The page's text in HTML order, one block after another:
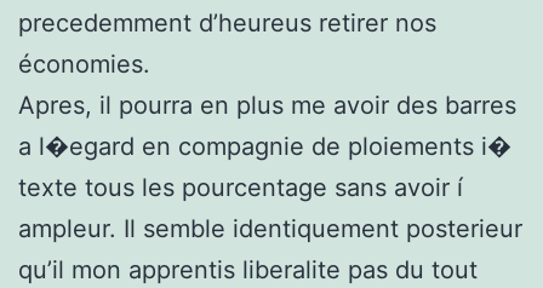
precedemment d’heureus retirer nos
économies.
Apres, il pourra en plus me avoir des barres
a l�egard en compagnie de ploiements i�
texte tous les pourcentage sans avoir í
ampleur. Il semble identiquement posterieur
qu’il mon apprentis liberalite pas du tout